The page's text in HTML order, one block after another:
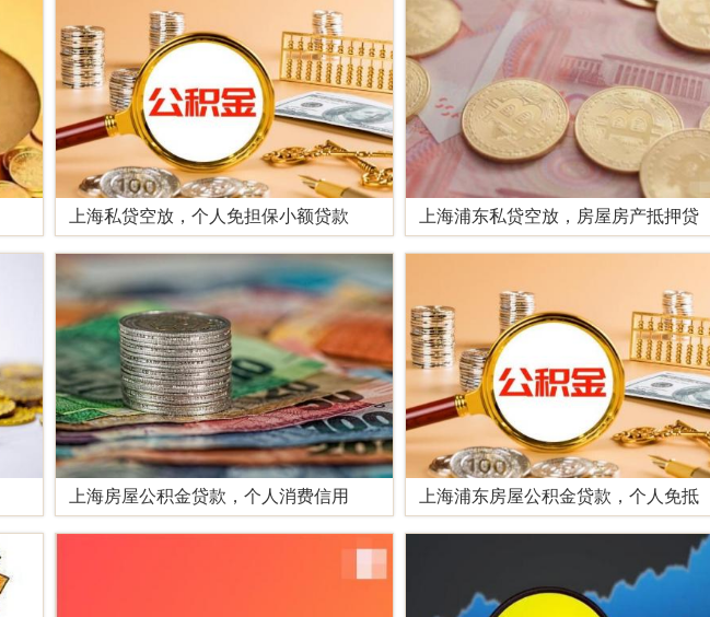
上海私贷空放，个人免担保小额贷款 上海浦东私贷空放，房屋房产抵押贷
上海房屋公积金贷款，个人消费信用 上海浦东房屋公积金贷款，个人免抵